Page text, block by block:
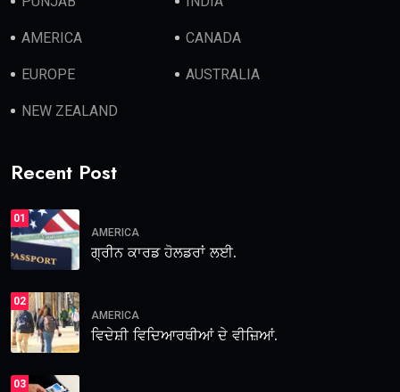
AMERICA CANADA
EUROPE AUSTRALIA
NEW ZEALAND
Recent Post
01
AMERICA
ਗ੍ਰੀਨ ਕਾਰਡ ਹੋਲਡਰਾਂ ਲਈ.
02
AMERICA
ਵਿਦੇਸ਼ੀ ਵਿਦਿਆਰਥੀਆਂ ਦੇ ਵੀਜ਼ਿਆਂ.
03